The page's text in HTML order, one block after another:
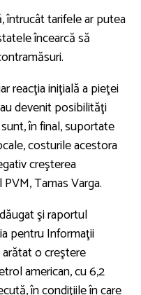
întrucât tarifele ar putea
încearcă să
reacţia iniţială a pieţei
devenit posibilităţi
în final, suportate
costurile acestora
creşterea
Tamas Varga.
şi raportul
pentru Informaţii
arătat o creştere
american, cu 6,2